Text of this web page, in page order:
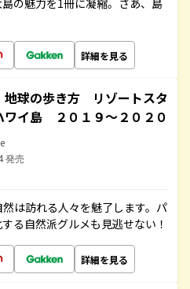
の魅力を1冊に凝縮。さあ、島
詳細を見る
球の歩き方 リゾートスタ
イ島 ２０１９～２０２０
発売
は訪れる人々を魅了します。パ
る自然派グルメも見逃せない！
詳細を見る